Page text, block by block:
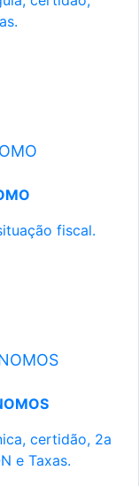
fiscal.
certidão, 2a
e Taxas.